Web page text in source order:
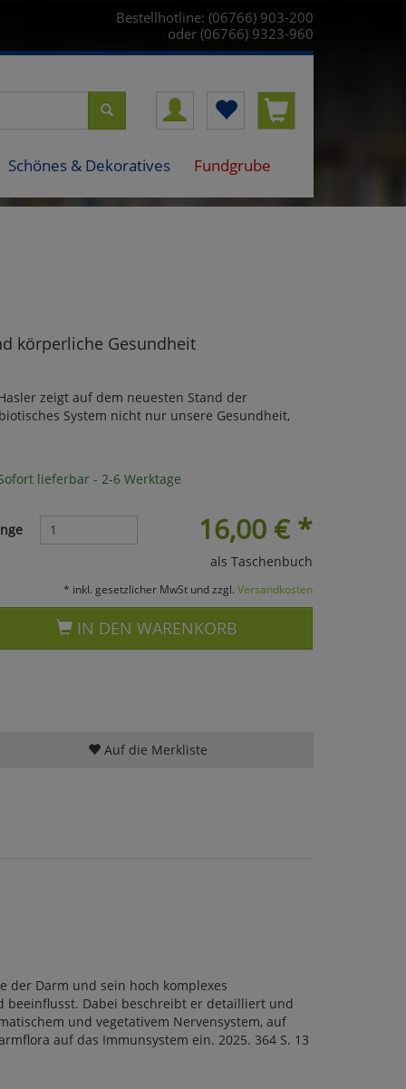
Bestellhotline: (06766) 903-200
oder (06766) 9323-960
Schönes & Dekoratives Fundgrube
körperliche Gesundheit
zeigt auf dem neuesten Stand der
System nicht nur unsere Gesundheit,
lieferbar - 2-6 Werktage
16,00 €*
als Taschenbuch
* inkl. gesetzlicher MwSt und zzgl. Versandkosten
IN DEN WARENKORB
Auf die Merkliste
der Darm und sein hoch komplexes
beeinflusst. Dabei beschreibt er detailliert und
und vegetativem Nervensystem, auf
auf das Immunsystem ein. 2025. 364 S. 13